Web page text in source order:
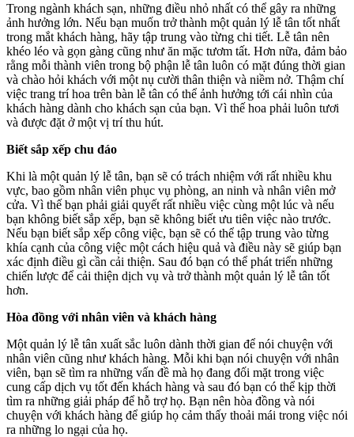
Trong ngành khách sạn, những điều nhỏ nhất có thể gây ra những
ảnh hưởng lớn. Nếu bạn muốn trở thành một quản lý lễ tân tốt nhất
trong mắt khách hàng, hãy tập trung vào từng chi tiết. Lễ tân nên
khéo léo và gọn gàng cũng như ăn mặc tươm tất. Hơn nữa, đảm bảo
rằng mỗi thành viên trong bộ phận lễ tân luôn có mặt đúng thời gian
và chào hỏi khách với một nụ cười thân thiện và niềm nở. Thậm chí
việc trang trí hoa trên bàn lễ tân có thể ảnh hưởng tới cái nhìn của
khách hàng dành cho khách sạn của bạn. Vì thế hoa phải luôn tươi
và được đặt ở một vị trí thu hút.
Biết sắp xếp chu đáo
Khi là một quản lý lễ tân, bạn sẽ có trách nhiệm với rất nhiều khu
vực, bao gồm nhân viên phục vụ phòng, an ninh và nhân viên mở
cửa. Vì thế bạn phải giải quyết rất nhiều việc cùng một lúc và nếu
bạn không biết sắp xếp, bạn sẽ không biết ưu tiên việc nào trước.
Nếu bạn biết sắp xếp công việc, bạn sẽ có thể tập trung vào từng
khía cạnh của công việc một cách hiệu quả và điều này sẽ giúp bạn
xác định điều gì cần cải thiện. Sau đó bạn có thể phát triển những
chiến lược để cải thiện dịch vụ và trở thành một quản lý lễ tân tốt
hơn.
Hòa đồng với nhân viên và khách hàng
Một quản lý lễ tân xuất sắc luôn dành thời gian để nói chuyện với
nhân viên cũng như khách hàng. Mỗi khi bạn nói chuyện với nhân
viên, bạn sẽ tìm ra những vấn đề mà họ đang đối mặt trong việc
cung cấp dịch vụ tốt đến khách hàng và sau đó bạn có thể kịp thời
tìm ra những giải pháp để hỗ trợ họ. Bạn nên hòa đồng và nói
chuyện với khách hàng để giúp họ cảm thấy thoải mái trong việc nói
ra những lo ngại của họ.